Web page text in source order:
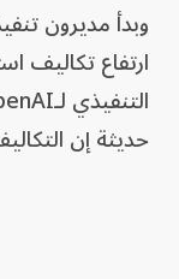
وبدأ مديرون
ارتفاع تكاليف
حديثة إن